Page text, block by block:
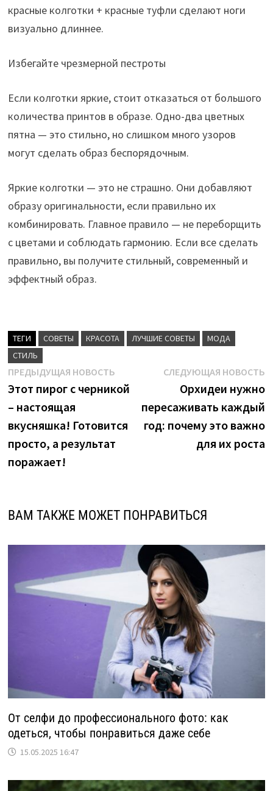
красные колготки + красные туфли сделают ноги
визуально длиннее.
Избегайте чрезмерной пестроты
Если колготки яркие, стоит отказаться от большого
количества принтов в образе. Одно-два цветных
пятна — это стильно, но слишком много узоров
могут сделать образ беспорядочным.
Яркие колготки — это не страшно. Они добавляют
образу оригинальности, если правильно их
комбинировать. Главное правило — не переборщить
с цветами и соблюдать гармонию. Если все сделать
правильно, вы получите стильный, современный и
эффектный образ.
ТЕГИ CОВЕТЫ КРАСОТА ЛУЧШИЕ СОВЕТЫ
МОДА
СТИЛЬ
Навигация
по
записям
ПРЕДЫДУЩАЯ НОВОСТЬПредыдущая
новость:
Этот пирог с черникой
– настоящая
вкусняшка! Готовится
просто, а результат
поражает!
СЛЕДУЮЩАЯ НОВОСТЬ
Орхидеи нужно
пересаживать каждый
год: почему это важно
для их роста
ВАМ ТАКЖЕ МОЖЕТ ПОНРАВИТЬСЯ
От селфи до профессионального фото: как
одеться, чтобы понравиться даже себе
15.05.2025 16:47